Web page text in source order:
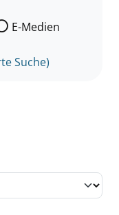
der Sie suchen wollen.
E-Medien
Suche)